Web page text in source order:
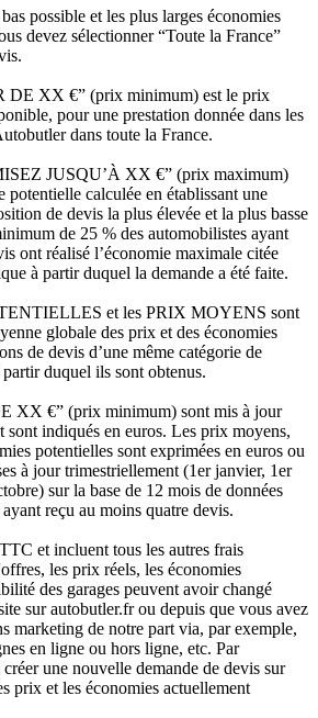
possible et les plus larges économies
devez sélectionner “Toute la France”
DE XX €” (prix minimum) est le prix
pour une prestation donnée dans les
dans toute la France.
JUSQU’À XX €” (prix maximum)
potentielle calculée en établissant une
de devis la plus élevée et la plus basse
de 25 % des automobilistes ayant
ont réalisé l’économie maximale citée
à partir duquel la demande a été faite.
et les PRIX MOYENS sont
globale des prix et des économies
de devis d’une même catégorie de
duquel ils sont obtenus.
XX €” (prix minimum) sont mis à jour
sont indiqués en euros. Les prix moyens,
potentielles sont exprimées en euros ou
à jour trimestriellement (1er janvier, 1er
sur la base de 12 mois de données
reçu au moins quatre devis.
et incluent tous les autres frais
les prix réels, les économies
des garages peuvent avoir changé
sur autobutler.fr ou depuis que vous avez
marketing de notre part via, par exemple,
en ligne ou hors ligne, etc. Par
une nouvelle demande de devis sur
prix et les économies actuellement